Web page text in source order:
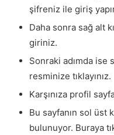
şifreniz ile giriş
Daha sonra sağ alt
giriniz.
Sonraki adımda
resminize tıklayınız.
Karşınıza profil
Bu sayfanın sol üst
bulunuyor. Buraya